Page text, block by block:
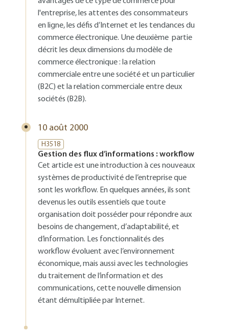
l'entreprise, les attentes des consommateurs
en ligne, les défis d’Internet et les tendances du
commerce électronique. Une deuxième partie
décrit les deux dimensions du modèle de
commerce électronique : la relation
commerciale entre une société et un particulier
(B2C) et la relation commerciale entre deux
sociétés (B2B).
10 août 2000
H3518
Gestion des flux d’informations : workflow
Cet article est une introduction à ces nouveaux
systèmes de productivité de l’entreprise que
sont les workflow. En quelques années, ils sont
devenus les outils essentiels que toute
organisation doit posséder pour répondre aux
besoins de changement, d’adaptabilité, et
d’information. Les fonctionnalités des
workflow évoluent avec l’environnement
économique, mais aussi avec les technologies
du traitement de l’information et des
communications, cette nouvelle dimension
étant démultipliée par Internet.